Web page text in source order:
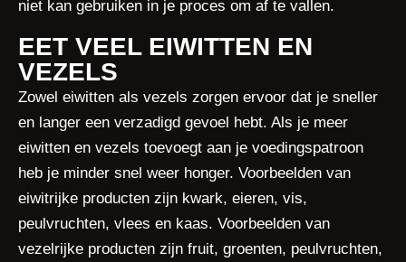
niet kan gebruiken in je proces om af te vallen.
EET VEEL EIWITTEN EN
VEZELS
Zowel eiwitten als vezels zorgen ervoor dat je sneller
en langer een verzadigd gevoel hebt. Als je meer
eiwitten en vezels toevoegt aan je voedingspatroon
heb je minder snel weer honger. Voorbeelden van
eiwitrijke producten zijn kwark, eieren, vis,
peulvruchten, vlees en kaas. Voorbeelden van
vezelrijke producten zijn fruit, groenten, peulvruchten,